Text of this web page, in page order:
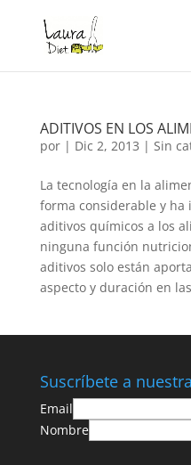
ADITIVOS EN LOS
por | Dic 2, 2013 | Sin
La tecnología en la
forma considerable y ha
aditivos químicos a los
ninguna función
aditivos solo están
aspecto y duración en
Suscríbete a
Email
Nombre